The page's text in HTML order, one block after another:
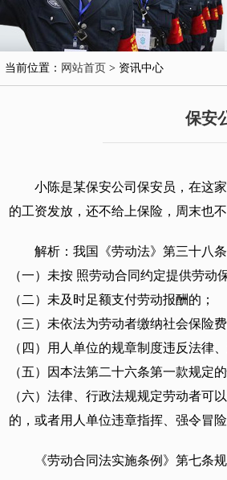
当前位置： 网站首页 > 资讯中心
保安
小陈是某保安公司保安员，在这
的工资发放，还不给上保险，周末也
解析：我国《劳动法》第三十八
（一）未按 照劳动合同约定提供劳动
（二）未及时足额支付劳动报酬的；
（三）未依法为劳动者缴纳社会保险费
（四）用人单位的规章制度违反法律
（五）因本法第二十六条第一款规定
（六）法律、行政法规规定劳动者可
的，或者用人单位违章指挥、强令冒
《劳动合同法实施条例》第七条